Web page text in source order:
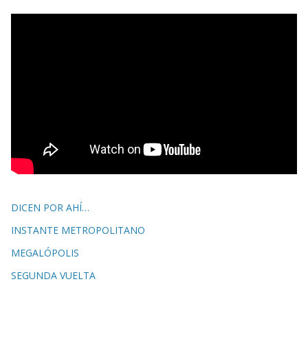
DICEN POR AHÍ…
INSTANTE METROPOLITANO
MEGALÓPOLIS
SEGUNDA VUELTA